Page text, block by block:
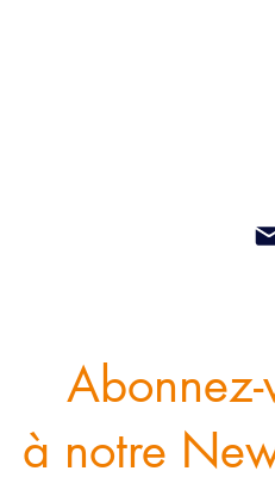
Abonnez-
à notre